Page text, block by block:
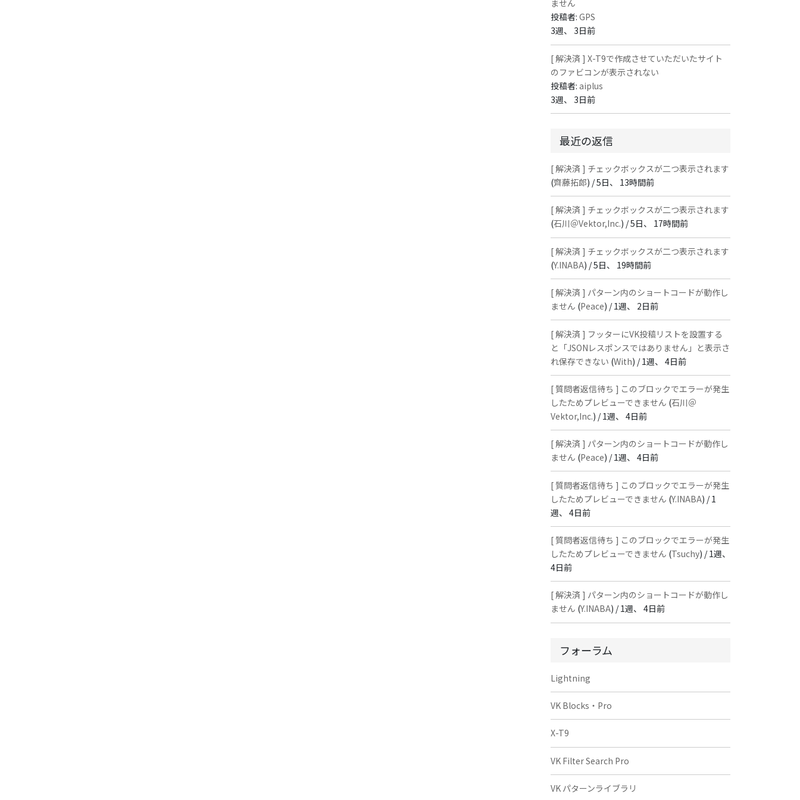
ません
投稿者:GPS
3週、 3日前
[ 解決済 ] X-T9で作成させていただいたサイト
のファビコンが表示されない
投稿者:aiplus
3週、 3日前
最近の返信
[ 解決済 ] チェックボックスが二つ表示されます
(齊藤拓郎) /5日、 13時間前
[ 解決済 ] チェックボックスが二つ表示されます
(石川＠Vektor,Inc.) /5日、 17時間前
[ 解決済 ] チェックボックスが二つ表示されます
(Y.INABA) /5日、 19時間前
[ 解決済 ] パターン内のショートコードが動作し
ません (Peace) /1週、 2日前
[ 解決済 ] フッターにVK投稿リストを設置する
と「JSONレスポンスではありません」と表示さ
れ保存できない (With) /1週、 4日前
[ 質問者返信待ち ] このブロックでエラーが発生
したためプレビューできません (石川＠
Vektor,Inc.) /1週、 4日前
[ 解決済 ] パターン内のショートコードが動作し
ません (Peace) /1週、 4日前
[ 質問者返信待ち ] このブロックでエラーが発生
したためプレビューできません (Y.INABA) /1
週、 4日前
[ 質問者返信待ち ] このブロックでエラーが発生
したためプレビューできません (Tsuchy) /1週、
4日前
[ 解決済 ] パターン内のショートコードが動作し
ません (Y.INABA) /1週、 4日前
フォーラム
Lightning
VK Blocks・Pro
X-T9
VK Filter Search Pro
VK パターンライブラリ